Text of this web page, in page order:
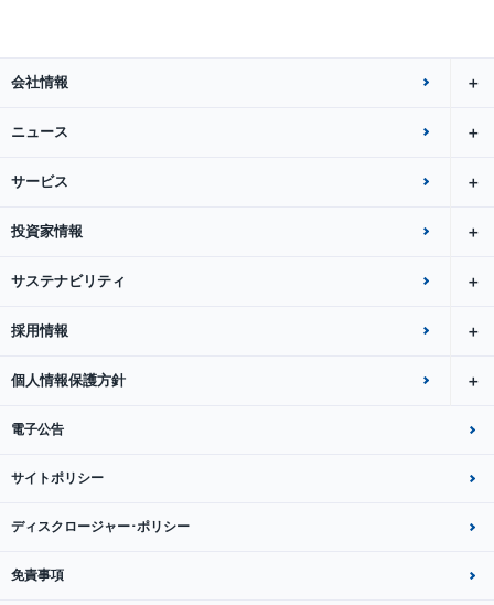
会社情報
ニュース
サービス
投資家情報
サステナビリティ
採用情報
個人情報保護方針
電子公告
サイトポリシー
ディスクロージャー･ポリシー
免責事項